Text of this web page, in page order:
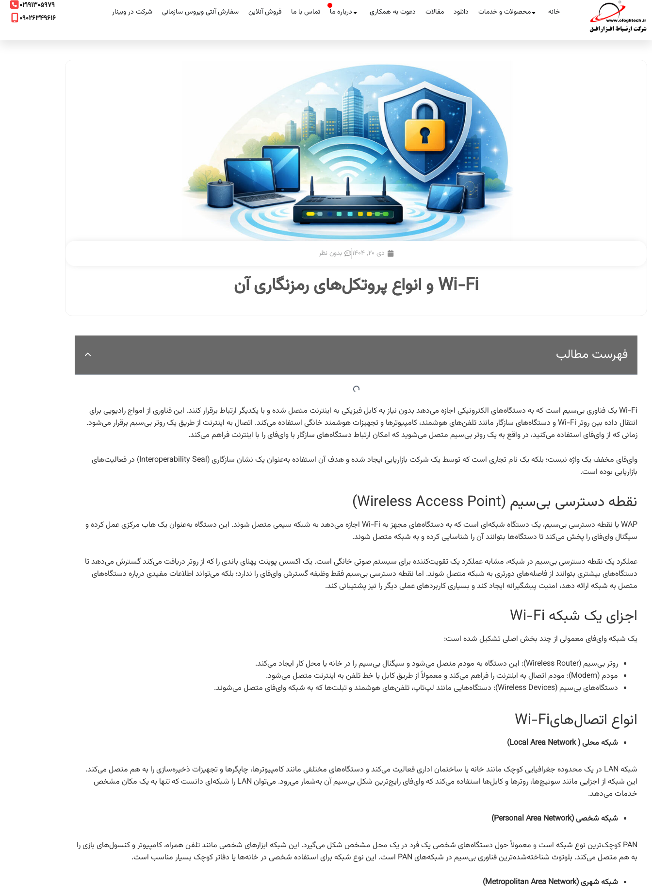
خانه محصولات و خدمات دانلود مقالات دعوت به همکاری درباره ما تماس با ما فروش آنلاین سفارش آنتی ویروس سازمانی شرکت در وبینار
۰۲۱۹۱۳۰۵۹۷۹
۰۹۰۲۶۳۴۹۶۱۶
دی ۲۰, ۱۴۰۴ بدون نظر
Wi-Fi و انواع پروتکل‌های رمزنگاری آن
فهرست مطالب
Wi-Fi یک فناوری بی‌سیم است که به دستگاه‌های الکترونیکی اجازه می‌دهد بدون نیاز به کابل فیزیکی به اینترنت متصل شده و با یکدیگر ارتباط برقرار کنند. این فناوری از امواج رادیویی برای
انتقال داده بین روتر Wi-Fi و دستگاه‌های سازگار مانند تلفن‌های هوشمند، کامپیوترها و تجهیزات هوشمند خانگی استفاده می‌کند. اتصال به اینترنت از طریق یک روتر بی‌سیم برقرار می‌شود.
زمانی که از وای‌فای استفاده می‌کنید، در واقع به یک روتر بی‌سیم متصل می‌شوید که امکان ارتباط دستگاه‌های سازگار با وای‌فای را با اینترنت فراهم می‌کند.
وای‌فای مخفف یک واژه نیست؛ بلکه یک نام تجاری است که توسط یک شرکت بازاریابی ایجاد شده و هدف آن استفاده به‌عنوان یک نشان سازگاری (Interoperability Seal) در فعالیت‌های
بازاریابی بوده است.
نقطه دسترسی بی‌سیم (Wireless Access Point)
WAP یا نقطه دسترسی بی‌سیم، یک دستگاه شبکه‌ای است که به دستگاه‌های مجهز به Wi-Fi اجازه می‌دهد به شبکه سیمی متصل شوند. این دستگاه به‌عنوان یک هاب مرکزی عمل کرده و
سیگنال وای‌فای را پخش می‌کند تا دستگاه‌ها بتوانند آن را شناسایی کرده و به شبکه متصل شوند.
عملکرد یک نقطه دسترسی بی‌سیم در شبکه، مشابه عملکرد یک تقویت‌کننده برای سیستم صوتی خانگی است. یک اکسس پوینت پهنای باندی را که از روتر دریافت می‌کند گسترش می‌دهد تا
دستگاه‌های بیشتری بتوانند از فاصله‌های دورتری به شبکه متصل شوند. اما نقطه دسترسی بی‌سیم فقط وظیفه گسترش وای‌فای را ندارد؛ بلکه می‌تواند اطلاعات مفیدی درباره دستگاه‌های
متصل به شبکه ارائه دهد، امنیت پیشگیرانه ایجاد کند و بسیاری کاربردهای عملی دیگر را نیز پشتیبانی کند.
اجزای یک شبکه Wi-Fi
یک شبکه وای‌فای معمولی از چند بخش اصلی تشکیل شده است:
روتر بی‌سیم (Wireless Router): این دستگاه به مودم متصل می‌شود و سیگنال بی‌سیم را در خانه یا محل کار ایجاد می‌کند.
مودم (Modem): مودم اتصال به اینترنت را فراهم می‌کند و معمولاً از طریق کابل یا خط تلفن به اینترنت متصل می‌شود.
دستگاه‌های بی‌سیم (Wireless Devices): دستگاه‌هایی مانند لپ‌تاپ، تلفن‌های هوشمند و تبلت‌ها که به شبکه وای‌فای متصل می‌شوند.
انواع اتصال‌هایWi-Fi
شبکه محلی ( Local Area Network)
شبکه LAN در یک محدوده جغرافیایی کوچک مانند خانه یا ساختمان اداری فعالیت می‌کند و دستگاه‌های مختلفی مانند کامپیوترها، چاپگرها و تجهیزات ذخیره‌سازی را به هم متصل می‌کند.
این شبکه از اجزایی مانند سوئیچ‌ها، روترها و کابل‌ها استفاده می‌کند که وای‌فای رایج‌ترین شکل بی‌سیم آن به‌شمار می‌رود. می‌توان LAN را شبکه‌ای دانست که تنها به یک مکان مشخص
خدمات می‌دهد.
شبکه شخصی (Personal Area Network)
PAN کوچک‌ترین نوع شبکه است و معمولاً حول دستگاه‌های شخصی یک فرد در یک محل مشخص شکل می‌گیرد. این شبکه ابزارهای شخصی مانند تلفن همراه، کامپیوتر و کنسول‌های بازی را
به هم متصل می‌کند. بلوتوث شناخته‌شده‌ترین فناوری بی‌سیم در شبکه‌های PAN است. این نوع شبکه برای استفاده شخصی در خانه‌ها یا دفاتر کوچک بسیار مناسب است.
شبکه شهری (Metropolitan Area Network)